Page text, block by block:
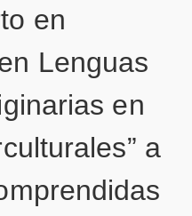
en
Lenguas
en
a